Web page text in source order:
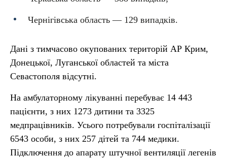
Чернігівська область — 129 випадків.
Дані з тимчасово окупованих територій АР Крим,
Донецької, Луганської областей та міста
Севастополя відсутні.
На амбулаторному лікуванні перебуває 14 443
пацієнти, з них 1273 дитини та 3325
медпрацівників. Усього потребували госпіталізації
6543 особи, з них 257 дітей та 744 медики.
Підключення до апарату штучної вентиляції легенів